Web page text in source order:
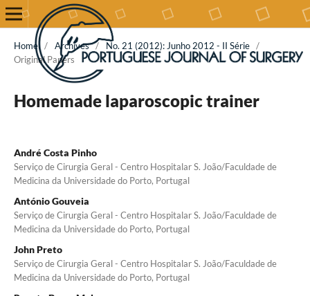
Home / Archives / No. 21 (2012): Junho 2012 - II Série /
Original Papers
Homemade laparoscopic trainer
André Costa Pinho
Serviço de Cirurgia Geral - Centro Hospitalar S. João/Faculdade de
Medicina da Universidade do Porto, Portugal
António Gouveia
Serviço de Cirurgia Geral - Centro Hospitalar S. João/Faculdade de
Medicina da Universidade do Porto, Portugal
John Preto
Serviço de Cirurgia Geral - Centro Hospitalar S. João/Faculdade de
Medicina da Universidade do Porto, Portugal